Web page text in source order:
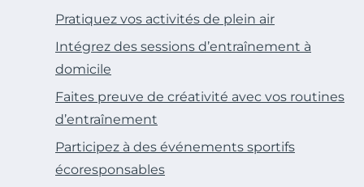
Pratiquez vos activités de plein air
Intégrez des sessions d’entraînement à
domicile
Faites preuve de créativité avec vos routines
d’entraînement
Participez à des événements sportifs
écoresponsables